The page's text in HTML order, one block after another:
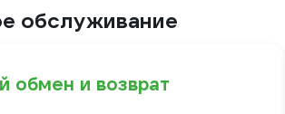
обслуживание
обмен и возврат